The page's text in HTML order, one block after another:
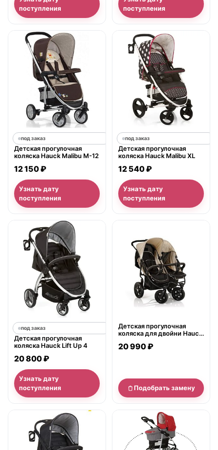
поступления
поступления
под заказ
Детская прогулочная
коляска Hauck Malibu M-12
12 150 ₽
Узнать дату
поступления
под заказ
Детская прогулочная
коляска Hauck Malibu XL
12 540 ₽
Узнать дату
поступления
под заказ
Детская прогулочная
коляска Hauck Lift Up 4
20 800 ₽
Узнать дату
поступления
Детская прогулочная
коляска для двойни Hauck
20 990 ₽
Подобрать замену
нет в продаже